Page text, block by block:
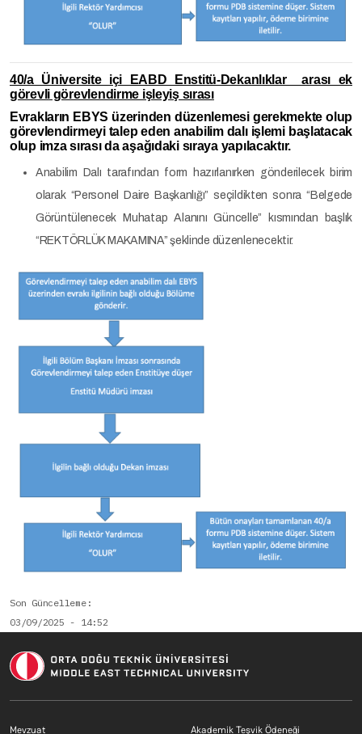
40/a Üniversite içi EABD Enstitü-Dekanlıklar arası ek
görevli görevlendirme işleyiş sırası
Evrakların EBYS üzerinden düzenlemesi gerekmekte olup
görevlendirmeyi talep eden anabilim dalı işlemi başlatacak
olup imza sırası da aşağıdaki sıraya yapılacaktır.
Anabilim Dalı tarafından form hazırlanırken gönderilecek birim
olarak “Personel Daire Başkanlığı” seçildikten sonra “Belgede
Görüntülenecek Muhatap Alanını Güncelle” kısmından başlık
“REKTÖRLÜK MAKAMINA” şeklinde düzenlenecektir.
Son Güncelleme
03/09/2025 - 14:52
Mevzuat Akademik Teşvik Ödeneği